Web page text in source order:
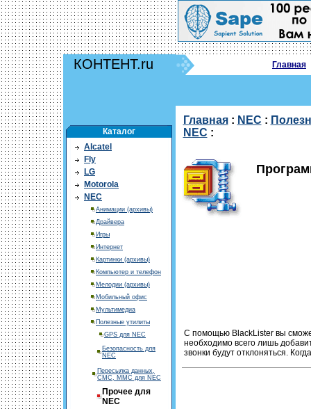
КОНТЕНТ.ru Главная
Каталог
Alcatel
Fly
LG
Motorola
NEC
Анимации (архивы)
Драйвера
Игры
Интернет
Картинки (архивы)
Компьютер и телефон
Мелодии (архивы)
Мобильный офис
Мультимедиа
Полезные утилиты
GPS для NEC
Безопасность для
NEC
Пересылка данных,
СМС, ММС для NEC
Прочее для
NEC
Главная: NEC :
NEC :
С помощью BlackLister вы
необходимо всего лишь
звонки будут отклоняться.